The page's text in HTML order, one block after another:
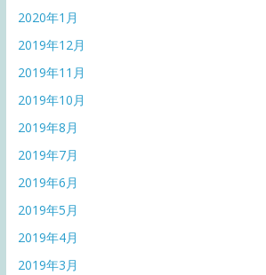
2020年1月
2019年12月
2019年11月
2019年10月
2019年8月
2019年7月
2019年6月
2019年5月
2019年4月
2019年3月